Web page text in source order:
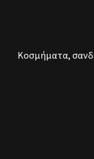
Κοσμήματα,